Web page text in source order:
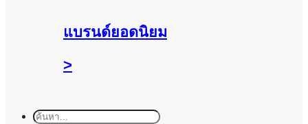
แบรนด์ยอดนิยม
>
ค้นหา: